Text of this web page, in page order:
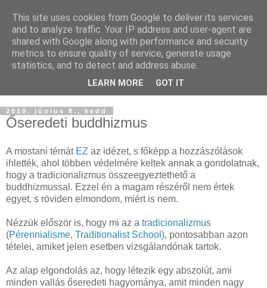
Buddhapest
Hétköznapi buddhizmus
2010. június 8., kedd
Őseredeti buddhizmus
A mostani témát EZ az idézet, s főképp a hozzászólások
ihlették, ahol többen védelmére keltek annak a gondolatnak,
hogy a tradicionalizmus összeegyeztethető a
buddhizmussal. Ezzel én a magam részéről nem értek
egyet, s röviden elmondom, miért is nem.
Nézzük először is, hogy mi az a tradicionalizmus
(Pérennialisme, Traditionalist School ), pontosabban azon
tételei, amiket jelen esetben vizsgálandónak tartok.
Az alap elgondolás az, hogy létezik egy abszolút, ami
minden vallás őseredeti hagyománya, amit minden nagy
This site uses cookies from Google to deliver its services
and to analyze traffic. Your IP address and user-agent are
shared with Google along with performance and security
metrics to ensure quality of service, generate usage
statistics, and to detect and address abuse.
LEARN MORE GOT IT